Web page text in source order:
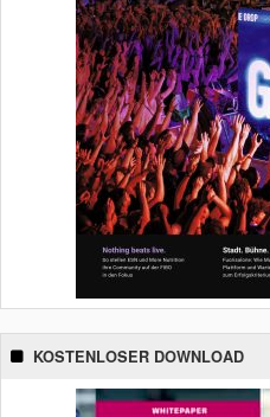
KOSTENLOSER DOWNLOAD